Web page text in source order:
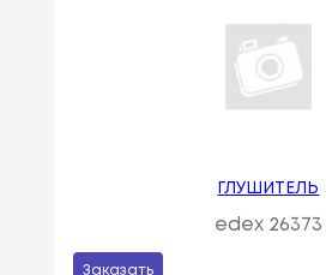
ГЛУШИТЕЛЬ
edex 26373
Заказать